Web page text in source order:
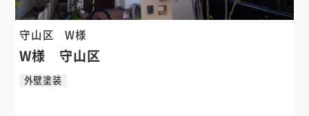
守山区 W様
W様 守山区
外壁塗装